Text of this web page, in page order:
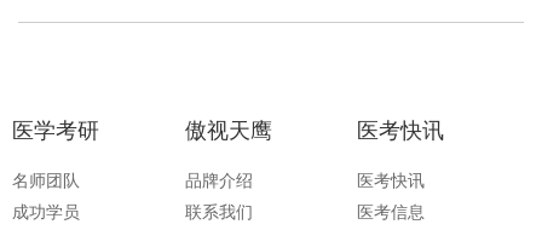
医学考研
名师团队
成功学员
傲视天鹰
品牌介绍
联系我们
医考快讯
医考快讯
医考信息